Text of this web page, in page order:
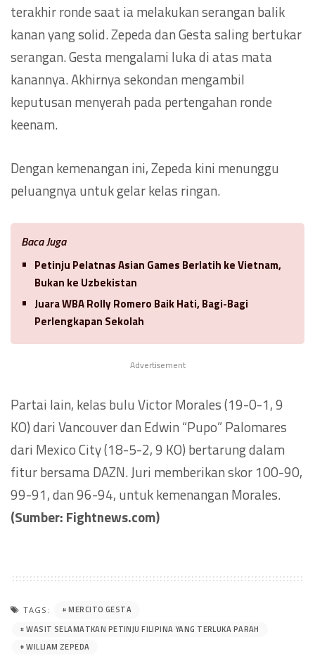
terakhir ronde saat ia melakukan serangan balik
kanan yang solid. Zepeda dan Gesta saling bertukar
serangan. Gesta mengalami luka di atas mata
kanannya. Akhirnya sekondan mengambil
keputusan menyerah pada pertengahan ronde
keenam.
Dengan kemenangan ini, Zepeda kini menunggu
peluangnya untuk gelar kelas ringan.
Baca Juga
Petinju Pelatnas Asian Games Berlatih ke Vietnam,
Bukan ke Uzbekistan
Juara WBA Rolly Romero Baik Hati, Bagi-Bagi
Perlengkapan Sekolah
Advertisement
Partai lain, kelas bulu Victor Morales (19-0-1, 9
KO) dari Vancouver dan Edwin “Pupo” Palomares
dari Mexico City (18-5-2, 9 KO) bertarung dalam
fitur bersama DAZN. Juri memberikan skor 100-90,
99-91, dan 96-94, untuk kemenangan Morales.
(Sumber: Fightnews.com)
TAGS:
MERCITO GESTA
WASIT SELAMATKAN PETINJU FILIPINA YANG TERLUKA PARAH
WILLIAM ZEPEDA